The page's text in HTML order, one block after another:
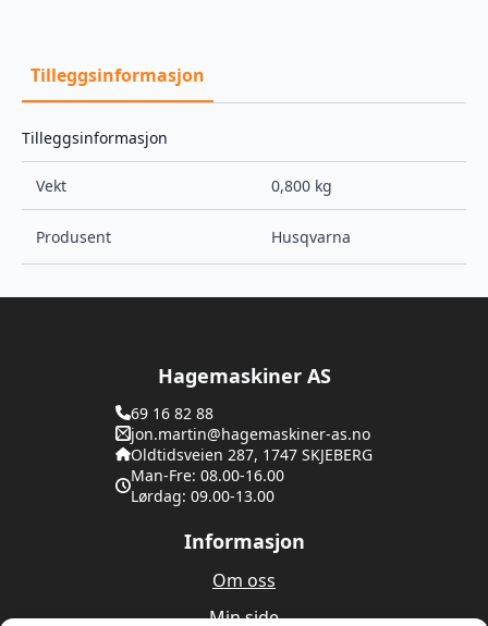
Tilleggsinformasjon
Tilleggsinformasjon
Vekt 0,800 kg
Produsent Husqvarna
Hagemaskiner AS
69 16 82 88
jon.martin@hagemaskiner-as.no
Oldtidsveien 287, 1747 SKJEBERG
Man-Fre: 08.00-16.00
Lørdag: 09.00-13.00
Informasjon
Om oss
Min side